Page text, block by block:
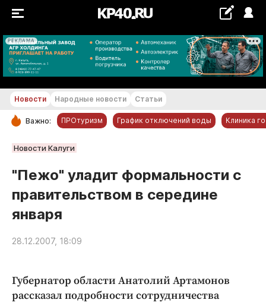
РЕКЛАМА
+21...+22 °С
РУБРИКИ
Обнинск
Новости компаний
Статьи
Народные новости
Авто и транспорт
Криминал
Культура
Новости Народные новости Статьи
Важно: ПРОтуризм График отключений воды Клиника
Новости Калуги
"Пежо" уладит формальности с
правительством в середине
января
28.12.2007, 18:09
Губернатор области Анатолий Артамонов
рассказал подробности сотрудничества